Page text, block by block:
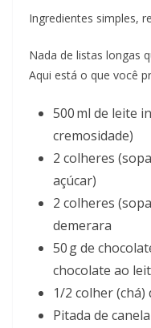
Ingredientes simples,
Nada de listas longas
Aqui está o que você
500 ml de leite
cremosidade)
2 colheres
açúcar)
2 colheres
demerara
50 g de
chocolate ao
1/2 colher (chá)
Pitada de